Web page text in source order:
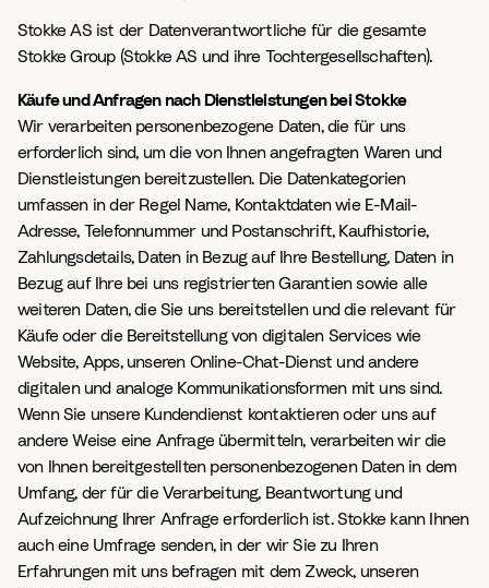
Stokke AS ist der Datenverantwortliche für die gesamte
Stokke Group (Stokke AS und ihre Tochtergesellschaften).
Käufe und Anfragen nach Dienstleistungen bei Stokke
Wir verarbeiten personenbezogene Daten, die für uns
erforderlich sind, um die von Ihnen angefragten Waren und
Dienstleistungen bereitzustellen. Die Datenkategorien
umfassen in der Regel Name, Kontaktdaten wie E-Mail-
Adresse, Telefonnummer und Postanschrift, Kaufhistorie,
Zahlungsdetails, Daten in Bezug auf Ihre Bestellung, Daten in
Bezug auf Ihre bei uns registrierten Garantien sowie alle
weiteren Daten, die Sie uns bereitstellen und die relevant für
Käufe oder die Bereitstellung von digitalen Services wie
Website, Apps, unseren Online-Chat-Dienst und andere
digitalen und analoge Kommunikationsformen mit uns sind.
Wenn Sie unsere Kundendienst kontaktieren oder uns auf
andere Weise eine Anfrage übermitteln, verarbeiten wir die
von Ihnen bereitgestellten personenbezogenen Daten in dem
Umfang, der für die Verarbeitung, Beantwortung und
Aufzeichnung Ihrer Anfrage erforderlich ist. Stokke kann Ihnen
auch eine Umfrage senden, in der wir Sie zu Ihren
Erfahrungen mit uns befragen mit dem Zweck, unseren